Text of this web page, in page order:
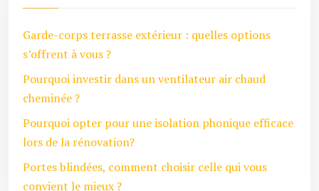
Garde-corps terrasse extérieur : quelles options
s’offrent à vous ?
Pourquoi investir dans un ventilateur air chaud
cheminée ?
Pourquoi opter pour une isolation phonique efficace
lors de la rénovation?
Portes blindées, comment choisir celle qui vous
convient le mieux ?